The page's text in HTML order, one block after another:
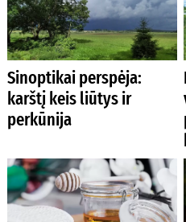
Sinoptikai perspėja:
karštį keis liūtys ir
perkūnija